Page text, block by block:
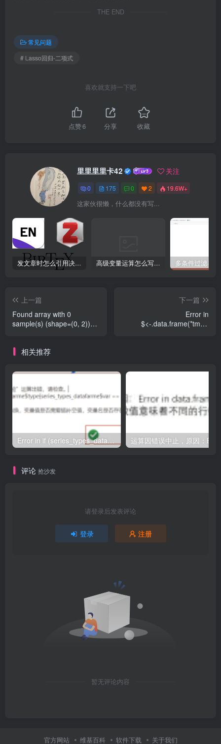
THE END
常见问题
# Lasso回归-二项式
喜欢就支持一下吧
点赞6 分享 收藏
里里里里卡42 关注
0 175 0 2 19.6W+
这家伙很懒，什么都没有写...
发文章时怎么引用决策链？ 高级变量运算怎么写表达式
上一篇
Found array with 0
sample(s) (shape=(0, 2))
RandomSurvivalForest.请检
转换，变量值是否需要插补
字符！
下一篇
Error in
$<-.data.frame(*tmp*,
否符需要转换，变量值是否
相关推荐
Error in if (series_types_datafarme$type[series_types_datafarme$var == : argument is of length zero
评论 抢沙发
请登录后发表评论
登录 注册
暂无评论内容
官方网站 维基百科 软件下载 关于我们